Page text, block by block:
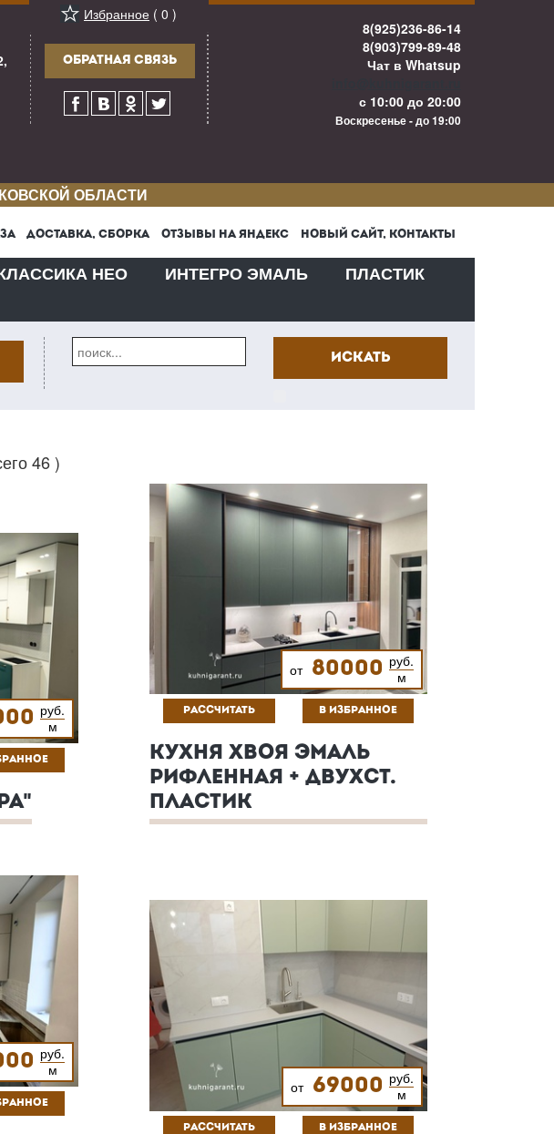
Избранное ( 0 )
ОБРАТНАЯ СВЯЗЬ
8(925)236-86-14
8(903)799-89-48
Чат в Whatsup
с 10:00 до 20:00
Воскресенье - до 19:00
ОБЛАСТИ
ДОСТАВКА, СБОРКА ОТЗЫВЫ НА ЯНДЕКС НОВЫЙ САЙТ, КОНТАКТЫ
НЕО ИНТЕГРО ЭМАЛЬ
ПЛАСТИК
46 )
руб.
м
от 80000 руб.
м
РАССЧИТАТЬ В ИЗБРАННОЕ
КУХНЯ ХВОЯ ЭМАЛЬ
РИФЛЕННАЯ + ДВУХСТ.
ПЛАСТИК
руб.
м
от 69000 руб.
м
РАССЧИТАТЬ В ИЗБРАННОЕ